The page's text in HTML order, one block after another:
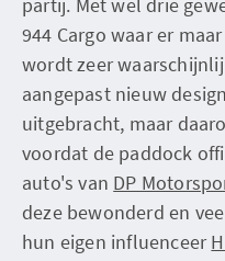
944 Cargo waar er
wordt zeer
aangepast nieuw
uitgebracht, maar
voordat de paddock
auto's van DP
deze bewonderd en
hun eigen influenceer